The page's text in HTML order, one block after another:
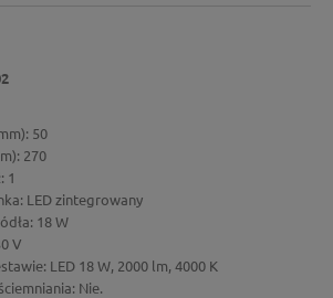
50
270
1
LED zintegrowany
18 W
V
LED 18 W, 2000 lm, 4000 K
Nie.